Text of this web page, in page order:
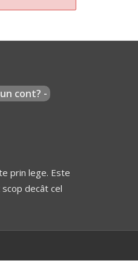
cont? -
prin lege. Este
decât cel